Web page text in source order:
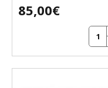
85,00€